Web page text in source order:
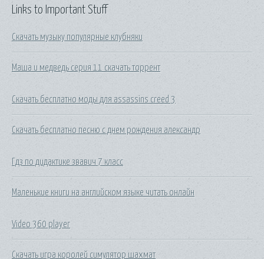
Links to Important Stuff
Скачать музыку популярные клубняки
Маша и медведь серия 11 скачать торрент
Скачать бесплатно моды для assassins creed 3
Скачать бесплатно песню с днем рождения александр
Гдз по дидактике звавич 7 класс
Маленькие книги на английском языке читать онлайн
Video 360 player
Скачать игра королей симулятор шахмат